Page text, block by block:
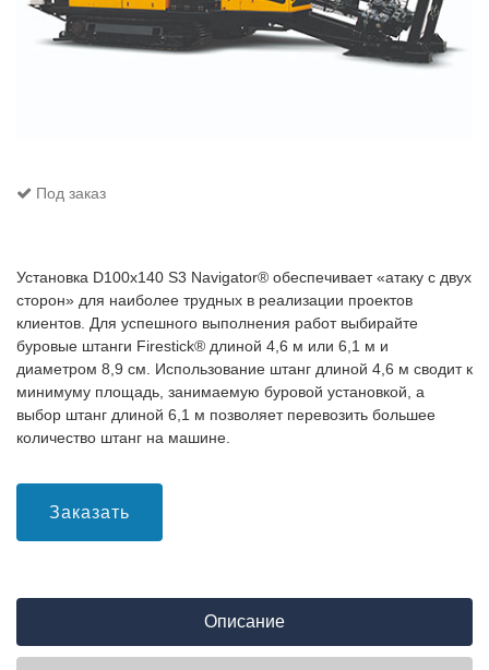
Под заказ
Установка D100x140 S3 Navigator® обеспечивает «атаку с двух
сторон» для наиболее трудных в реализации проектов
клиентов. Для успешного выполнения работ выбирайте
буровые штанги Firestick® длиной 4,6 м или 6,1 м и
диаметром 8,9 см. Использование штанг длиной 4,6 м сводит к
минимуму площадь, занимаемую буровой установкой, а
выбор штанг длиной 6,1 м позволяет перевозить большее
количество штанг на машине.
Заказать
Описание